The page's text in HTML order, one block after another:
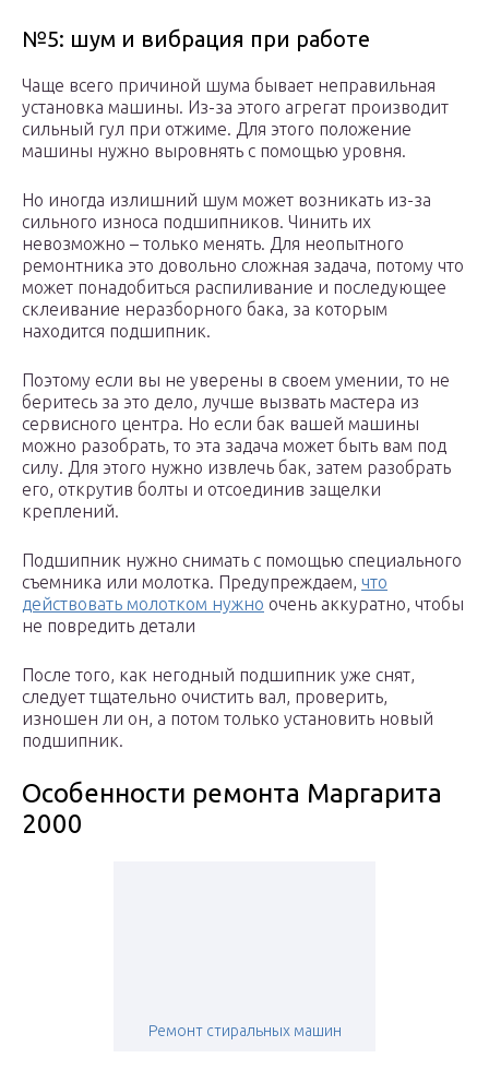
№5: шум и вибрация при работе
Чаще всего причиной шума бывает неправильная
установка машины. Из-за этого агрегат производит
сильный гул при отжиме. Для этого положение
машины нужно выровнять с помощью уровня.
Но иногда излишний шум может возникать из-за
сильного износа подшипников. Чинить их
невозможно – только менять. Для неопытного
ремонтника это довольно сложная задача, потому что
может понадобиться распиливание и последующее
склеивание неразборного бака, за которым
находится подшипник.
Поэтому если вы не уверены в своем умении, то не
беритесь за это дело, лучше вызвать мастера из
сервисного центра. Но если бак вашей машины
можно разобрать, то эта задача может быть вам под
силу. Для этого нужно извлечь бак, затем разобрать
его, открутив болты и отсоединив защелки
креплений.
Подшипник нужно снимать с помощью специального
съемника или молотка. Предупреждаем, что
действовать молотком нужно очень аккуратно, чтобы
не повредить детали
После того, как негодный подшипник уже снят,
следует тщательно очистить вал, проверить,
изношен ли он, а потом только установить новый
подшипник.
Особенности ремонта Маргарита
2000
Ремонт стиральных машин